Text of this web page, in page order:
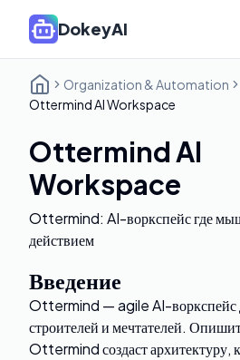
DokeyAI
Organization & Automation
Ottermind AI Workspace
Ottermind AI
Workspace
Ottermind: AI-воркспейс где
действием
Введение
Ottermind — agile AI-воркспейс
строителей и мечтателей.
Ottermind создаст архитектуру,